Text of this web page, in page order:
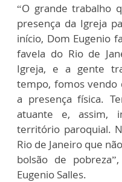
“O grande trabalho
presença da Igreja
início, Dom Eugenio
favela do Rio de
Igreja, e a gente
tempo, fomos vendo
a presença física.
atuante e, assim,
território paroquial.
Rio de Janeiro que
bolsão de
Eugenio Salles.